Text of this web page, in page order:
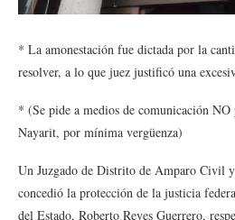
* La amonestación fue dictada por la
resolver, a lo que juez justificó una
* (Se pide a medios de comunicación NO
Nayarit, por mínima vergüenza)
Un Juzgado de Distrito de Amparo Civil
concedió la protección de la justicia
del Estado, Roberto Reyes Guerrero,